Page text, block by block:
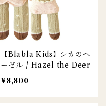
【Blabla Kids】シカのヘ
ーゼル / Hazel the Deer
¥8,800